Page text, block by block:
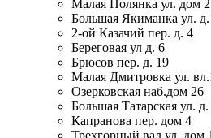
Малая Полянка ул. дом 2
Большая Якиманка ул. д.
2-ой Казачий пер. д. 4
Береговая ул д. 6
Брюсов пер. д. 19
Малая Дмитровка ул.
Озерковская наб.дом 26
Большая Татарская ул. д.
Капранова пер. дом 4
Трехгорный вал ул. дом